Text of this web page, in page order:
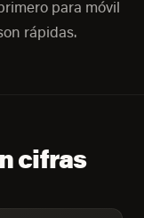
para móvil
rápidas.
cifras